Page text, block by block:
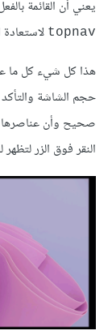
يعني أن القائمة
topnav لاستعادة
هذا كل شيء كل ما
حجم الشاشة
صحيح وأن عناصرها
النقر فوق الزر